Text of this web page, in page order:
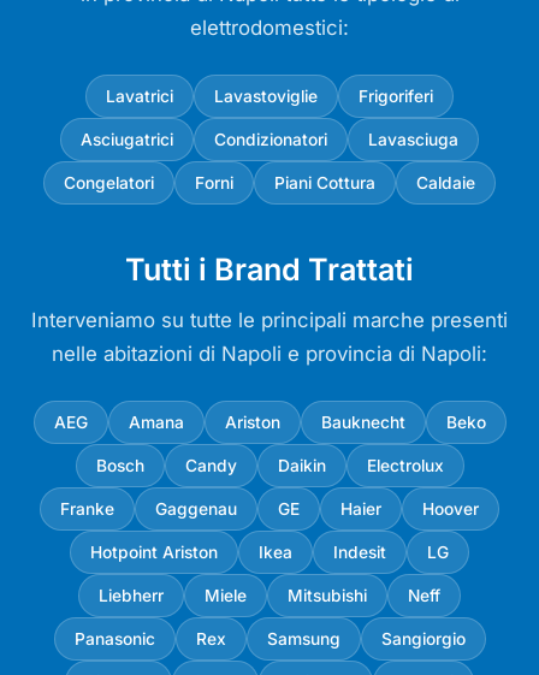
elettrodomestici:
Lavatrici Lavastoviglie Frigoriferi
Asciugatrici Condizionatori Lavasciuga
Congelatori Forni Piani Cottura Caldaie
Tutti i Brand Trattati
Interveniamo su tutte le principali marche presenti
nelle abitazioni di Napoli e provincia di Napoli:
AEG Amana Ariston Bauknecht Beko
Bosch Candy Daikin Electrolux
Franke Gaggenau GE Haier Hoover
Hotpoint Ariston Ikea Indesit LG
Liebherr Miele Mitsubishi Neff
Panasonic Rex Samsung Sangiorgio